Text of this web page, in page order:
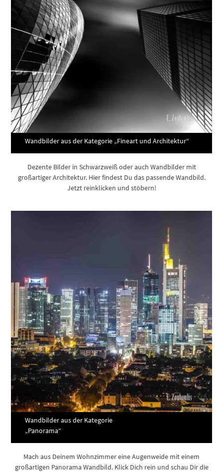
Wandbilder aus der Kategorie „Fineart und Architektur“
Dezente Bilder in Schwarzweiß oder auch Wandbilder mit
großartiger Architektur. Hier findest Du das passende Wandbild.
Jetzt reinklicken und stöbern!
Wandbilder aus der Kategorie
„Panorama“
Mach aus Deinem Wohnzimmer eine Augenweide mit einem
großartigen Panorama Wandbild. Klick Dich rein und schau Dir die